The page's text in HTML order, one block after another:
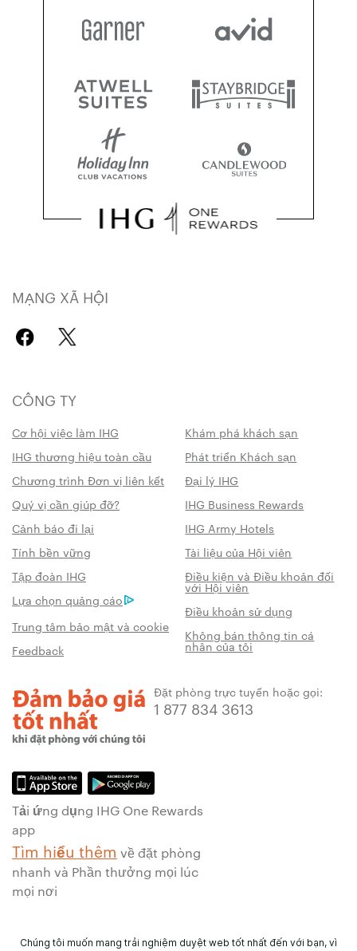
MẠNG XÃ HỘI
CÔNG TY
Cơ hội việc làm IHG
Khám phá khách sạn
IHG thương hiệu toàn cầu
Phát triển Khách sạn
Chương trình Đơn vị liên kết
Đại lý IHG
Quý vị cần giúp đỡ?
IHG Business Rewards
Cảnh báo đi lại
IHG Army Hotels
Tính bền vững
Tài liệu của Hội viên
Tập đoàn IHG
Điều kiện và Điều khoản đối
với Hội viên
Lựa chọn quảng cáo
Điều khoản sử dụng
Trung tâm bảo mật và cookie
Không bán thông tin cá
nhân của tôi
Feedback
Đặt phòng trực tuyến hoặc gọi:
1 877 834 3613
Tải ứng dụng IHG One Rewards
app
Tìm hiểu thêm về đặt phòng
nhanh và Phần thưởng mọi lúc
mọi nơi
Chúng tôi muốn mang trải nghiệm duyệt web tốt nhất đến với bạn, vì